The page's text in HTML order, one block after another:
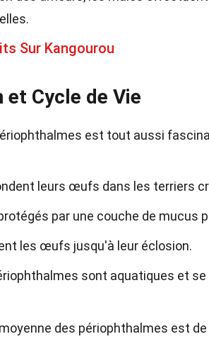
Sur Kangourou
et Cycle de Vie
est tout aussi
leurs œufs dans les terriers
par une couche de mucus
les œufs jusqu'à leur éclosion.
sont aquatiques et
des périophthalmes est de